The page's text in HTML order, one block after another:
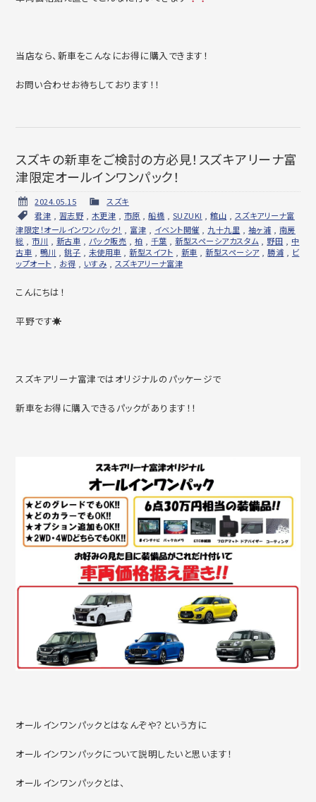
当店なら、新車をこんなにお得に購入できます！
お問い合わせお待ちしております！！
スズキの新車をご検討の方必見！スズキアリーナ富
津限定オールインワンパック！
2024.05.15
スズキ
君津
習志野 木更津 市原 ,船橋 SUZUKI ,館山
スズキアリーナ富
津限定！オールインワンパック！
富津 イベント開催 九十九里 袖ヶ浦
南房
総 ,市川 新古車 パック販売 柏 千葉 ,新型スペーシアカスタム 野田
中
古車
鴨川 ,銚子 未使用車 ,新型スイフト 新車 ,新型スペーシア,勝浦
ビ
ップオート
お得 いすみ スズキアリーナ富津
こんにちは！
平野です☀
スズキアリーナ富津ではオリジナルのパッケージで
新車をお得に購入できるパックがあります！！
オールインワンパックとはなんぞや？という方に
オールインワンパックについて説明したいと思います！
オールインワンパックとは、